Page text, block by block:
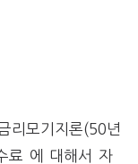
리모기지론(50년
료 에 대해서 자